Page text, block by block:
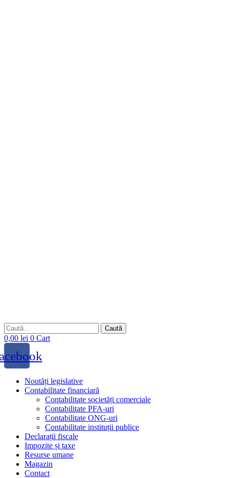
Caută
0,00 lei 0 Cart
Noutăți legislative
Contabilitate financiară
Contabilitate societăți comerciale
Contabilitate PFA-uri
Contabilitate ONG-uri
Contabilitate instituții publice
Declarații fiscale
Impozite și taxe
Resurse umane
Magazin
Contact